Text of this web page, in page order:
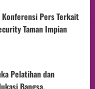
Konferensi Pers Terkait
Taman Impian
Pelatihan dan